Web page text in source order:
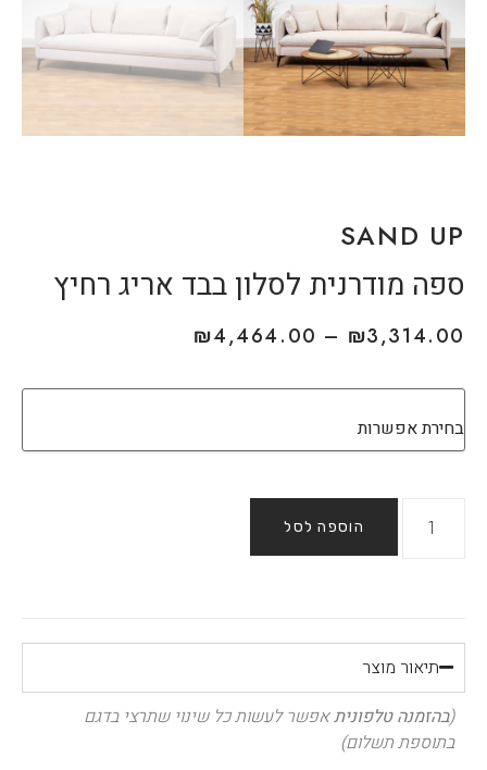
SAND UP
ספה מודרנית לסלון בבד אריג רחיץ
₪3,314.00
–
₪4,464.00
הוספה לסל
תיאור מוצר
(בהזמנה טלפוניתאפשר לעשות כל שינוי שתרצי בדגם
בתוספת תשלום)